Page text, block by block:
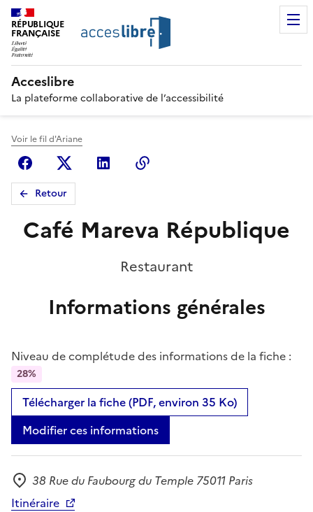
RÉPUBLIQUE
FRANÇAISE
Acceslibre
La plateforme collaborative de l’accessibilité
Voir le fil d'Ariane
FacebookX (anciennement Twitter)
Linkedin
Retour
Café Mareva République
Restaurant
Informations générales
Niveau de complétude des informations de la fiche :
28%
Télécharger la fiche (PDF, environ 35 Ko)
Modifier ces informations
Adresse
38 Rue du Faubourg du Temple 75011 Paris
Itinéraire